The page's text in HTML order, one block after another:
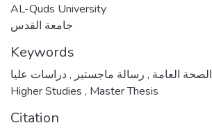
AL-Quds University
جامعة القدس
Keywords
الصحة العامة , رسالة ماجستير ,
Higher Studies , Master Thesis
Citation